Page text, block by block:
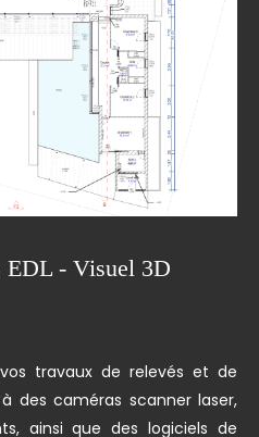
EDL - Visuel 3D
travaux de relevés et de
des caméras scanner laser,
ainsi que des logiciels de